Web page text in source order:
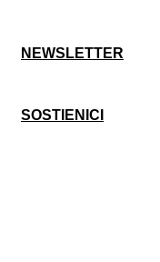
NEWSLETTER
SOSTIENICI